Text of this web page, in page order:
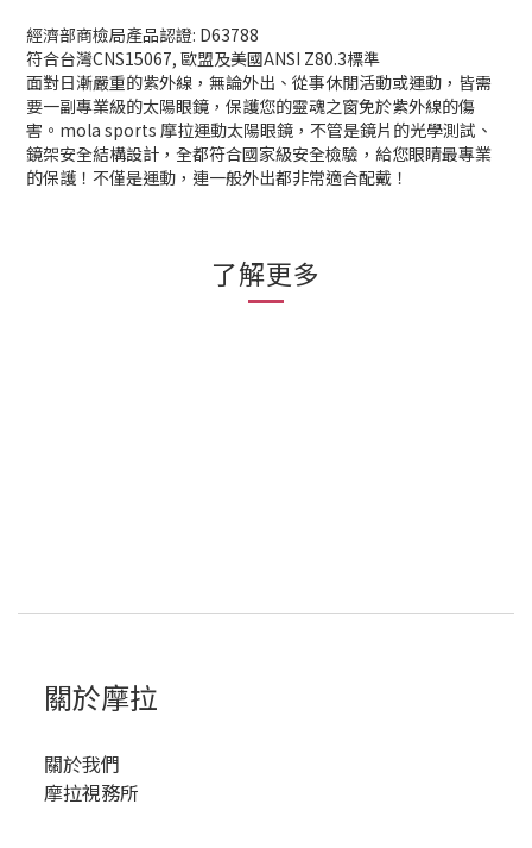
經濟部商檢局產品認證: D63788
符合台灣CNS15067, 歐盟及美國ANSI Z80.3標準
面對日漸嚴重的紫外線，無論外出、從事休閒活動或運動，皆需
要一副專業級的太陽眼鏡，保護您的靈魂之窗免於紫外線的傷
害。mola sports 摩拉運動太陽眼鏡，不管是鏡片的光學測試、
鏡架安全結構設計，全都符合國家級安全檢驗，給您眼睛最專業
的保護！不僅是運動，連一般外出都非常適合配戴！
了解更多
關於摩拉
關於我們
摩拉視務所